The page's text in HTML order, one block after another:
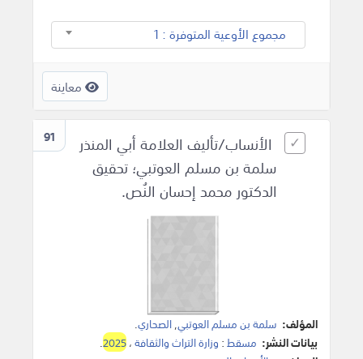
مجموع الأوعية المتوفرة : 1
معاينة
91
الأنساب/تأليف العلامة أبي المنذر
سلمة بن مسلم العوتبي؛ تحقيق
الدكتور محمد إحسان النُص.
المؤلف: سلمة بن مسلم العوتبي,الصحاري.
بيانات النشر: مسقط: وزارة التراث والثقافة،2025
.